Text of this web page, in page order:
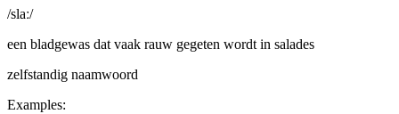
/slaː/
een bladgewas dat vaak rauw gegeten wordt in salades
zelfstandig naamwoord
Examples: